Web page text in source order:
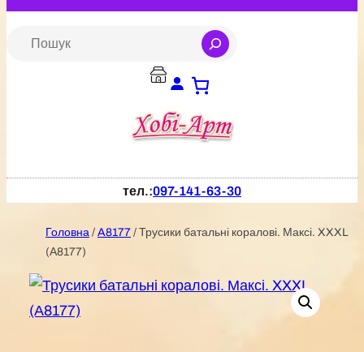
Перейти
тел.:097-141-63-30
Головна / A8177 / Трусики батальні коралові. Максі. XXXL
(А8177)